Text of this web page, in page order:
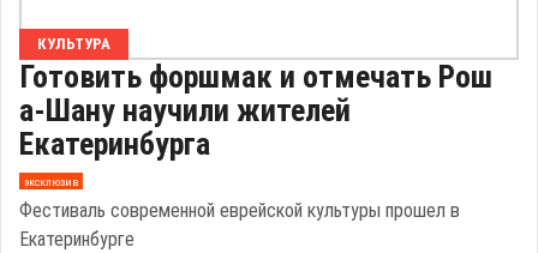
КУЛЬТУРА
Готовить форшмак и отмечать Рош
а-Шану научили жителей
Екатеринбурга
эксклюзив
Фестиваль современной еврейской культуры прошел в
Екатеринбурге